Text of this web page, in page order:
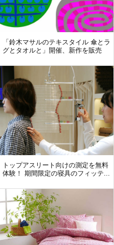
「鈴木マサルのテキスタイル 傘とラ
グとタオルと」開催、新作を販売
トップアスリート向けの測定を無料
体験！ 期間限定の寝具のフィッテ...